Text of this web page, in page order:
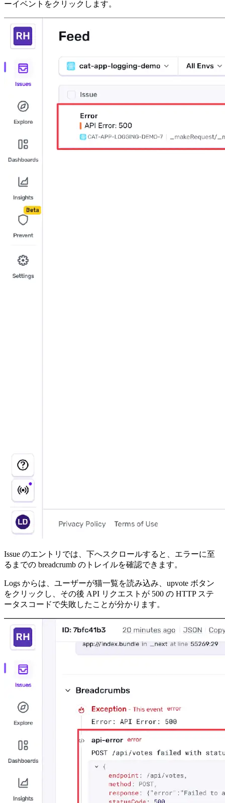
ーイベントをクリックします。
Issue のエントリでは、下へスクロールすると、エラーに至
るまでの breadcrumb のトレイルを確認できます。
Logs からは、ユーザーが猫一覧を読み込み、upvote ボタン
をクリックし、その後 API リクエストが 500 の HTTP ステ
ータスコードで失敗したことが分かります。